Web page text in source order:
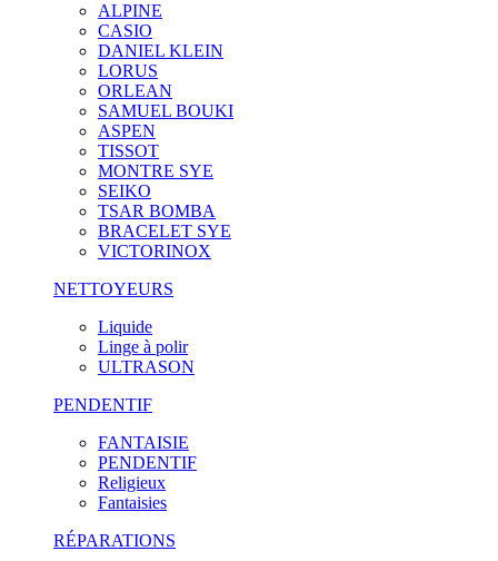
ALPINE
CASIO
DANIEL KLEIN
LORUS
ORLEAN
SAMUEL BOUKI
ASPEN
TISSOT
MONTRE SYE
SEIKO
TSAR BOMBA
BRACELET SYE
VICTORINOX
NETTOYEURS
Liquide
Linge à polir
ULTRASON
PENDENTIF
FANTAISIE
PENDENTIF
Religieux
Fantaisies
RÉPARATIONS